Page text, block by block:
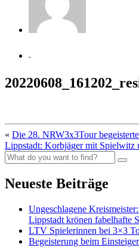
-
« Die 28. NRW3x3Tour
Lippstadt: Korbjäger mit Spielwitz
Neueste Beiträge
Ungeschlagene
Lippstadt krönen fabelhafte
LTV Spielerinnen bei 3×3
Begeisterung beim